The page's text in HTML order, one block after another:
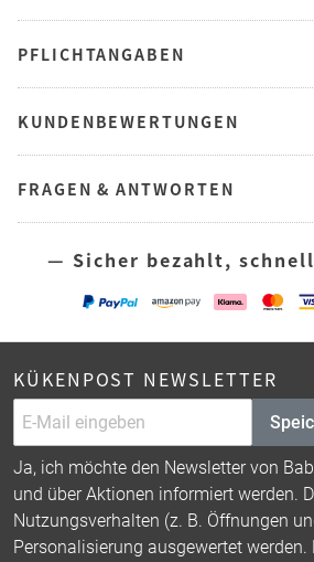
PFLICHTANGABEN
KUNDENBEWERTUNGEN
FRAGEN & ANTWORTEN
— Sicher bezahlt,
KÜKENPOST NEWSLETTER
Ja, ich möchte den Newsletter von
und über Aktionen informiert werden.
Nutzungsverhalten (z. B. Öffnungen
Personalisierung ausgewertet